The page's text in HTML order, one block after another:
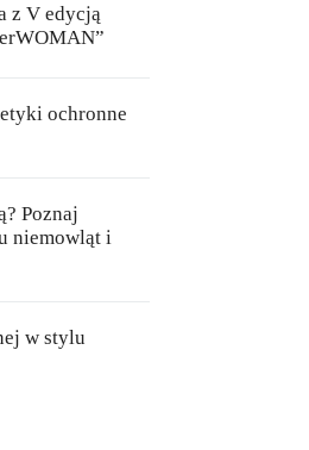
z V edycją
ochronne
Poznaj
niemowląt i
w stylu